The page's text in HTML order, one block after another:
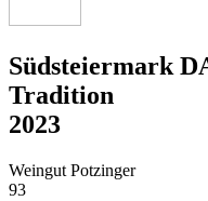
Südsteiermark
Tradition
2023
Weingut Potzinger
93